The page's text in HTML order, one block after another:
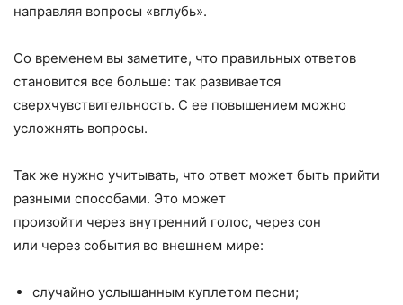
направляя вопросы «вглубь».
Со временем вы заметите, что правильных ответов
становится все больше: так развивается
сверхчувствительность. С ее повышением можно
усложнять вопросы.
Так же нужно учитывать, что ответ может быть прийти
разными способами. Это может
произойти через внутренний голос, через сон
или через события во внешнем мире:
случайно услышанным куплетом песни;